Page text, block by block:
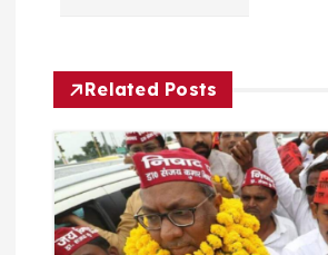
a
v
g
Related Posts